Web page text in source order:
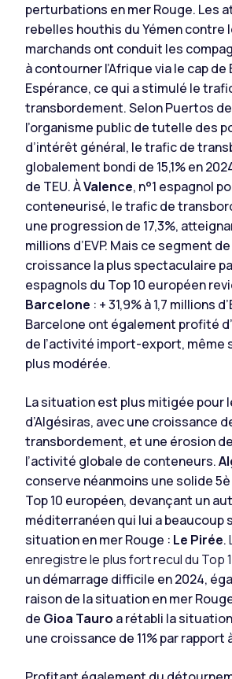
perturbations en mer Rouge. Les
rebelles houthis du Yémen contre
marchands ont conduit les
à contourner l’Afrique via le cap de
Espérance, ce qui a stimulé le
transbordement. Selon Puertos
l’organisme public de tutelle des
d’intérêt général, le trafic de
globalement bondi de 15,1% en
de TEU. ÀValence, n°1 espagnol
conteneurisé, le trafic de
une progression de 17,3%,
millions d’EVP. Mais ce segment
croissance la plus spectaculaire
espagnols du Top 10 européen
Barcelone : + 31,9% à 1,7 millions
Barcelone ont également profité
de l’activité import-export, même
plus modérée.
La situation est plus mitigée pour
d’Algésiras, avec une croissance
transbordement, et une érosion
l’activité globale de conteneurs.
conserve néanmoins une solide
Top 10 européen, devançant un
méditerranéen qui lui a beaucoup
situation en mer Rouge : Le Pirée.
enregistre le plus fort recul du Top
un démarrage difficile en 2024,
raison de la situation en mer
de Gioa Tauro a rétabli la
une croissance de 11% par rapport